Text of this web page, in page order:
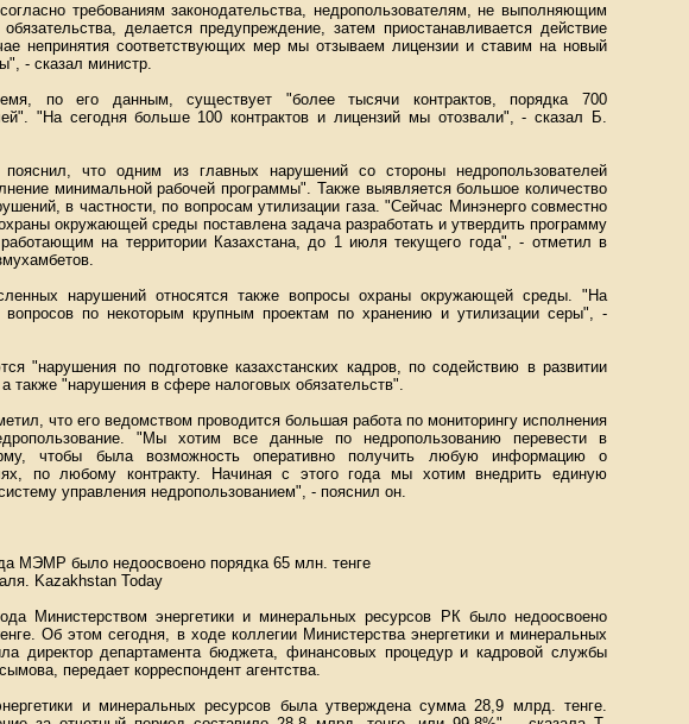
требованиям законодательства, недропользователям, не выполняющим
делается предупреждение, затем приостанавливается действие
непринятия соответствующих мер мы отзываем лицензии и ставим на новый
- сказал министр.
по его данным, существует "более тысячи контрактов, порядка 700
"На сегодня больше 100 контрактов и лицензий мы отозвали", - сказал Б.
пояснил, что одним из главных нарушений со стороны недропользователей
минимальной рабочей программы". Также выявляется большое количество
в частности, по вопросам утилизации газа. "Сейчас Минэнерго совместно
окружающей среды поставлена задача разработать и утвердить программу
на территории Казахстана, до 1 июля текущего года", - отметил в
нарушений относятся также вопросы охраны окружающей среды. "На
вопросов по некоторым крупным проектам по хранению и утилизации серы", -
"нарушения по подготовке казахстанских кадров, по содействию в развитии
также "нарушения в сфере налоговых обязательств".
что его ведомством проводится большая работа по мониторингу исполнения
"Мы хотим все данные по недропользованию перевести в
чтобы была возможность оперативно получить любую информацию о
по любому контракту. Начиная с этого года мы хотим внедрить единую
управления недропользованием", - пояснил он.
МЭМР было недоосвоено порядка 65 млн. тенге
Kazakhstan Today
Министерством энергетики и минеральных ресурсов РК было недоосвоено
Об этом сегодня, в ходе коллегии Министерства энергетики и минеральных
директор департамента бюджета, финансовых процедур и кадровой службы
передает корреспондент агентства.
и минеральных ресурсов была утверждена сумма 28,9 млрд. тенге.